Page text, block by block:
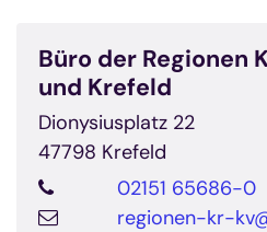
Büro der Regionen
und Krefeld
Dionysiusplatz 22
47798 Krefeld
02151 65686-0
regionen-kr-